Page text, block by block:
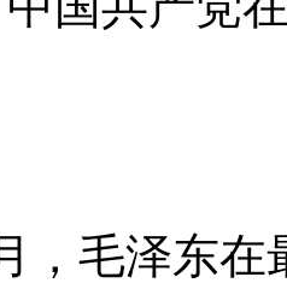
主
主
，毛泽东